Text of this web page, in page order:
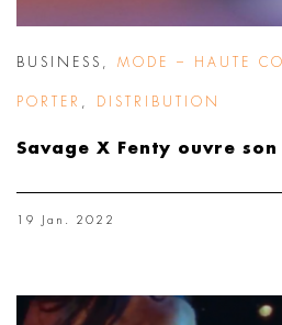
BUSINESS MODE – HAUTE
PORTER DISTRIBUTION
Savage X Fenty ouvre
19 Jan. 2022